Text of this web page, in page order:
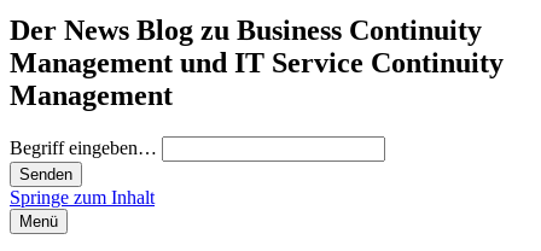
Der News Blog zu Business Continuity
Management und IT Service Continuity
Management
Begriff eingeben…
Springe zum Inhalt
Menü